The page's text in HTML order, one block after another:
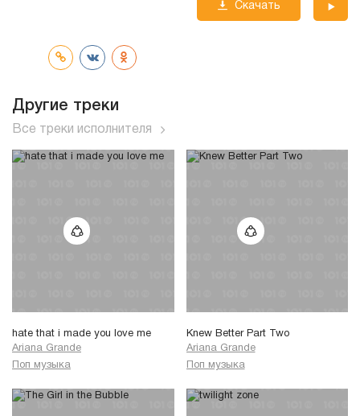
Скачать
Другие треки
Все треки исполнителя
hate that i made you love me
Ariana Grande
Поп музыка
Knew Better Part Two
Ariana Grande
Поп музыка